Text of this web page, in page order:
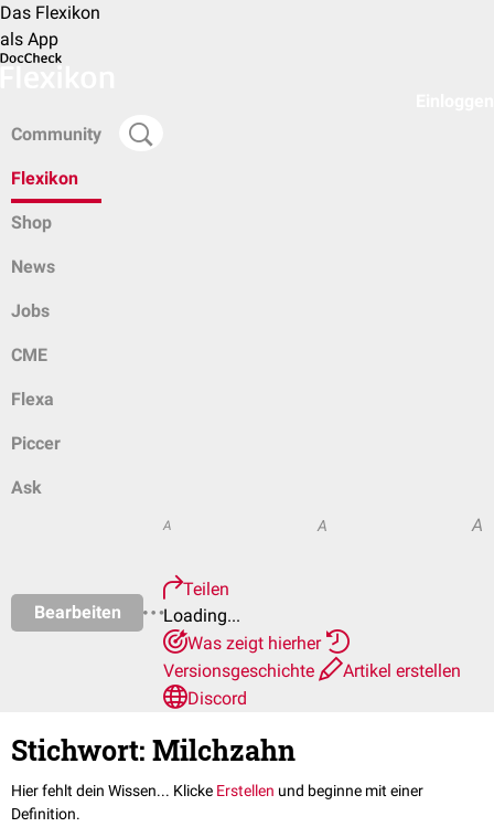
Das Flexikon
als App
Community
Flexikon
Shop
News
Jobs
CME
Flexa
Piccer
Ask
Bearbeiten
A A A
Teilen
Loading...
Was zeigt hierher
Versionsgeschichte
Artikel erstellen
Discord
Stichwort: Milchzahn
Hier fehlt dein Wissen... Klicke Erstellen und beginne mit einer
Definition.